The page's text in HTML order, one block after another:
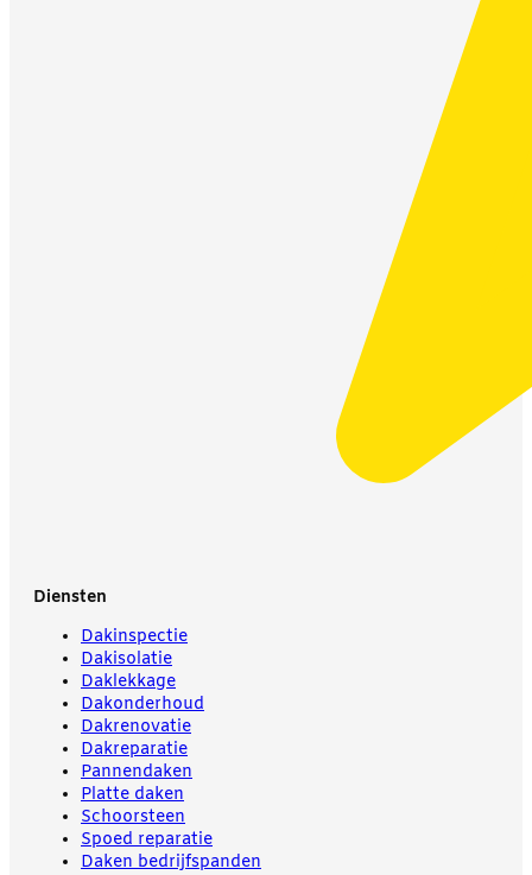
Diensten
Dakinspectie
Dakisolatie
Daklekkage
Dakonderhoud
Dakrenovatie
Dakreparatie
Pannendaken
Platte daken
Schoorsteen
Spoed reparatie
Daken bedrijfspanden